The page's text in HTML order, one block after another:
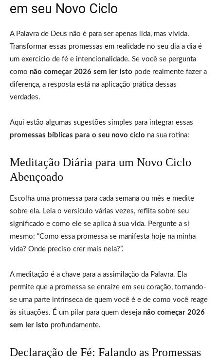
em seu Novo Ciclo
A Palavra de Deus não é para ser apenas lida, mas vivida.
Transformar essas promessas em realidade no seu dia a dia é
um exercício de fé e intencionalidade. Se você se pergunta
como não começar 2026 sem ler isto pode realmente fazer a
diferença, a resposta está na aplicação prática dessas
verdades.
Aqui estão algumas sugestões simples para integrar essas
promessas bíblicas para o seu novo ciclo na sua rotina:
Meditação Diária para um Novo Ciclo
Abençoado
Escolha uma promessa para cada semana ou mês e medite
sobre ela. Leia o versículo várias vezes, reflita sobre seu
significado e como ele se aplica à sua vida. Pergunte a si
mesmo: “Como essa promessa se manifesta hoje na minha
vida? Onde preciso crer mais nela?”.
A meditação é a chave para a assimilação da Palavra. Ela
permite que a promessa se enraíze em seu coração, tornando-
se uma parte intrínseca de quem você é e de como você reage
às situações. É um pilar para quem deseja não começar 2026
sem ler isto profundamente.
Declaração de Fé: Falando as Promessas